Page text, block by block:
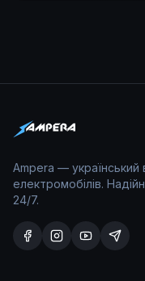
Ampera — український
електромобілів.
24/7.